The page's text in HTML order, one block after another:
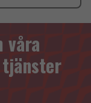
våra